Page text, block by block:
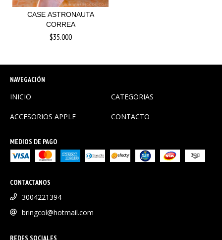
CASE ASTRONAUTA
CORREA
$35.000
NAVEGACIÓN
INICIO CATEGORIAS
ACCESORIOS APPLE CONTACTO
MEDIOS DE PAGO
CONTACTANOS
3004221394
bringcol@hotmail.com
REDES SOCIALES